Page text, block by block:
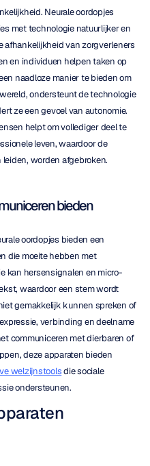
Neurale oordopjes
met technologie natuurlijker en
afhankelijkheid van zorgverleners
en individuen helpen taken op
naadloze manier te bieden om
ondersteunt de technologie
ze een gevoel van autonomie.
helpt om vollediger deel te
leven, waardoor de
worden afgebroken.
bieden
oordopjes bieden een
die moeite hebben met
kan hersensignalen en micro-
waardoor een stem wordt
gemakkelijk kunnen spreken of
verbinding en deelname
communiceren met dierbaren of
deze apparaten bieden
welzijnstools die sociale
ondersteunen.